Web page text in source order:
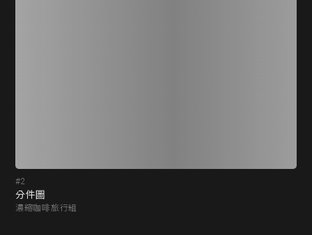
#2
分件圖
濃縮咖啡旅行組